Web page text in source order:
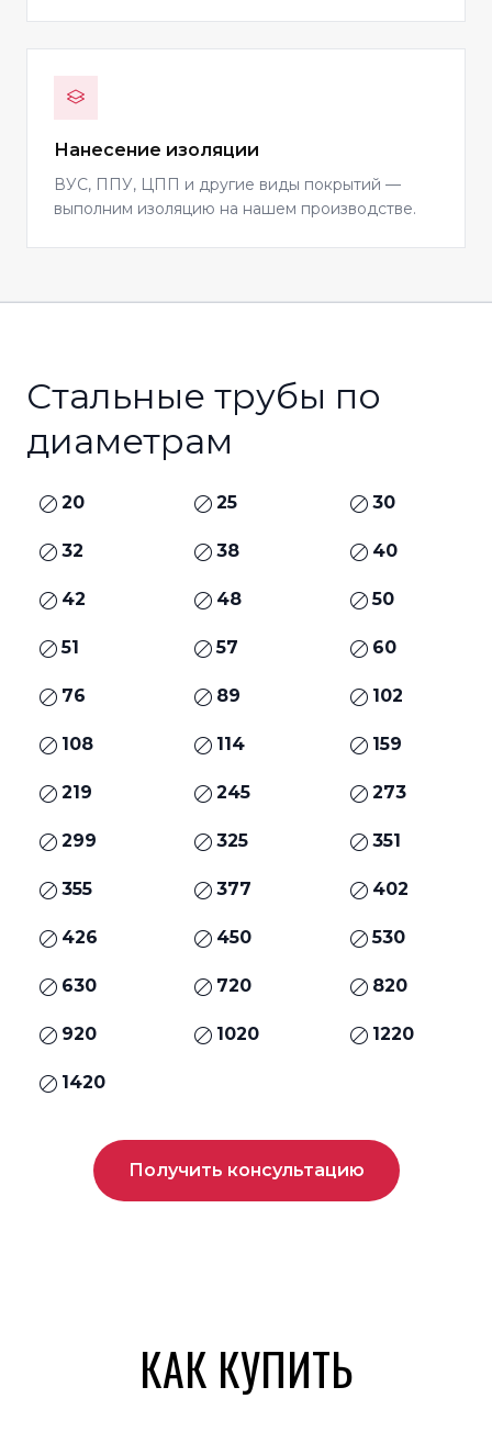
Нанесение изоляции
ВУС, ППУ, ЦПП и другие виды покрытий —
выполним изоляцию на нашем производстве.
Стальные трубы по
диаметрам
20 25 30
32 38 40
42 48 50
51 57 60
76 89 102
108 114 159
219 245 273
299 325 351
355 377 402
426 450 530
630 720 820
920 1020 1220
1420
Получить консультацию
КАК КУПИТЬ